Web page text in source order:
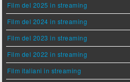
Film del 2025 in streaming
Film del 2024 in streaming
Film del 2023 in streaming
Film del 2022 in streaming
Film italiani in streaming